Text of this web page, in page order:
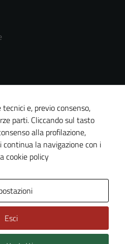
policy
e, previo consenso,
parti. Cliccando sul tasto
alla profilazione,
la navigazione con i
cookie policy
Esci
peggiore la
navigazione e
la fruizione
delle
funzionalità
our website